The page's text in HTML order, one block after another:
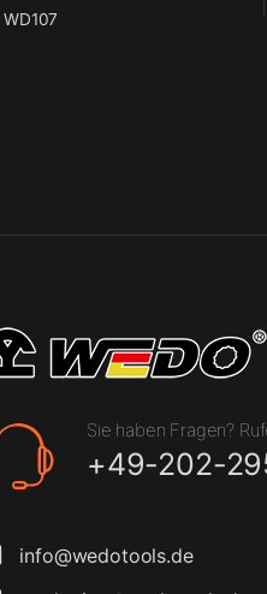
WD107
Sie haben Fragen?
+49-202-
info@wedotools.de